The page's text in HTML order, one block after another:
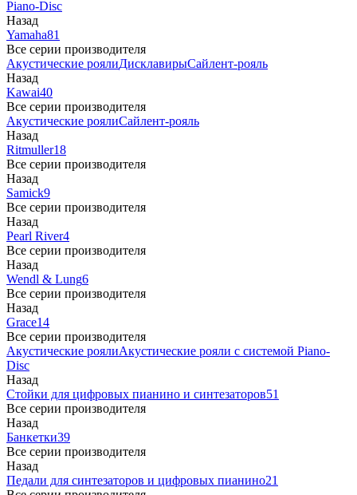
Piano-Disc
Назад
Yamaha81
Все серии производителя
Акустические роялиДисклавирыСайлент-рояль
Назад
Kawai40
Все серии производителя
Акустические роялиСайлент-рояль
Назад
Ritmuller18
Все серии производителя
Назад
Samick9
Все серии производителя
Назад
Pearl River4
Все серии производителя
Назад
Wendl & Lung6
Все серии производителя
Назад
Grace14
Все серии производителя
Акустические роялиАкустические рояли с системой Piano-
Disc
Назад
Стойки для цифровых пианино и синтезаторов51
Все серии производителя
Назад
Банкетки39
Все серии производителя
Назад
Педали для синтезаторов и цифровых пианино21